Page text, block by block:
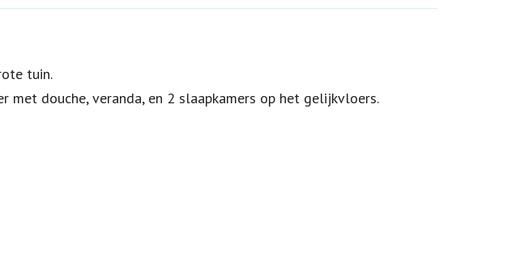
tuin.
douche, veranda, en 2 slaapkamers op het gelijkvloers.